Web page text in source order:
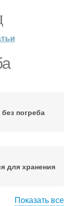
погреба
для хранения
Показать все